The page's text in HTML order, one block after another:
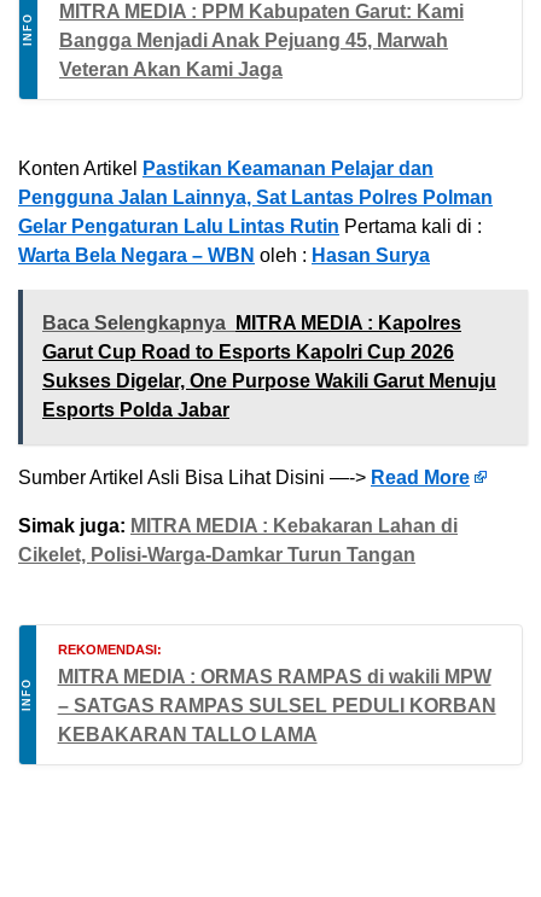
INFO
MITRA MEDIA : PPM Kabupaten Garut: Kami
Bangga Menjadi Anak Pejuang 45, Marwah
Veteran Akan Kami Jaga
Konten Artikel
Pastikan Keamanan Pelajar dan
Pengguna Jalan Lainnya, Sat Lantas Polres Polman
Gelar Pengaturan Lalu Lintas Rutin Pertama kali di :
Warta Bela Negara – WBN oleh : Hasan Surya
Baca Selengkapnya
MITRA MEDIA : Kapolres
Garut Cup Road to Esports Kapolri Cup 2026
Sukses Digelar, One Purpose Wakili Garut Menuju
Esports Polda Jabar
Sumber Artikel Asli Bisa Lihat Disini —-> Read More
Simak juga: MITRA MEDIA : Kebakaran Lahan di
Cikelet, Polisi-Warga-Damkar Turun Tangan
INFO
REKOMENDASI:
MITRA MEDIA : ORMAS RAMPAS di wakili MPW
– SATGAS RAMPAS SULSEL PEDULI KORBAN
KEBAKARAN TALLO LAMA